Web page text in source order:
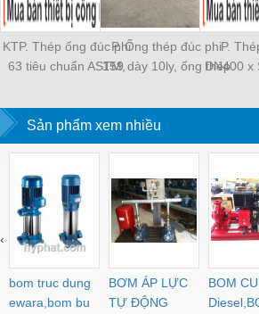
KTP. Thép ống đúc phi
63 tiêu chuẩn ASTM,
Thép ống tròn phi 63,
Thép ống đúc cường
độ cao phi 63, Thép
ống thép phủ sơn phi
63
P. Ống thép đúc phi
159 dày 10ly, ống thép
159, ống thép hàn phi
159, thép ống đúc phi
159 tiêu chuẩn ASTM
P.
DN400 x
đúc phi
406.4,
Sản phẩm xem nhiều
bom truc dung
ewara,bom bu
BƠM ÁP LỰC
TỰ ĐỘNG
BOM
‹